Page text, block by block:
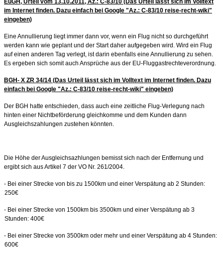
EuGH, Urteil vom 13.10.2011, Az.: C-83/10 (Das Urteil lässt sich im Volltext
im Internet finden. Dazu einfach bei Google "Az.: C-83/10 reise-recht-wiki"
eingeben)
Eine Annullierung liegt immer dann vor, wenn ein Flug nicht so durchgeführt
werden kann wie geplant und der Start daher aufgegeben wird. Wird ein Flug
auf einen anderen Tag verlegt, ist darin ebenfalls eine Annullierung zu sehen.
Es ergeben sich somit auch Ansprüche aus der EU-Fluggastrechteverordnung.
BGH- X ZR 34/14 (Das Urteil lässt sich im Volltext im Internet finden. Dazu
einfach bei Google "Az.: C-83/10 reise-recht-wiki" eingeben)
Der BGH hatte entschieden, dass auch eine zeitliche Flug-Verlegung nach
hinten einer Nichtbeförderung gleichkomme und dem Kunden dann
Ausgleichszahlungen zustehen könnten.
Die Höhe der Ausgleichsazhlungen bemisst sich nach der Entfernung und
ergibt sich aus Artikel 7 der VO Nr. 261/2004.
- Bei einer Strecke von bis zu 1500km und einer Verspätung ab 2 Stunden:
250€
- Bei einer Strecke von 1500km bis 3500km und einer Verspätung ab 3
Stunden: 400€
- Bei einer Strecke von 3500km oder mehr und einer Verspätung ab 4 Stunden:
600€